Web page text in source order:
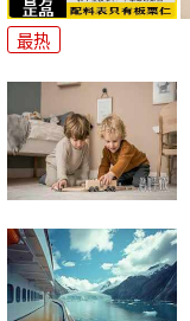
最热